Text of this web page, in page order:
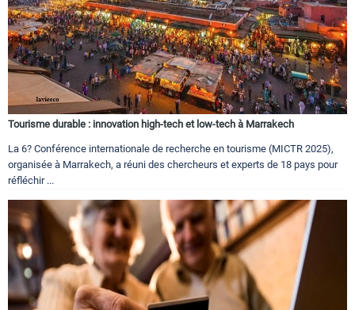
Tourisme durable : innovation high-tech et low-tech à Marrakech
La 6? Conférence internationale de recherche en tourisme (MICTR 2025),
organisée à Marrakech, a réuni des chercheurs et experts de 18 pays pour
réfléchir ...